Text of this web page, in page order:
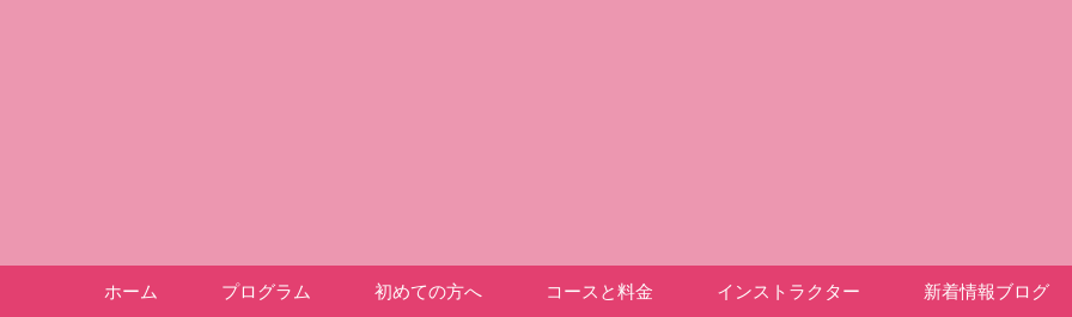
ホーム プログラム 初めての方へ コースと料金 インストラクター 新着情報ブログ